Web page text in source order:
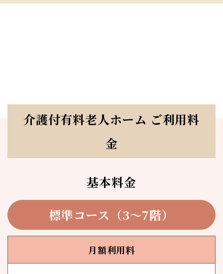
介護付有料老人ホーム ご利用料
金
基本料金
標準コース（3〜7階）
月額利用料